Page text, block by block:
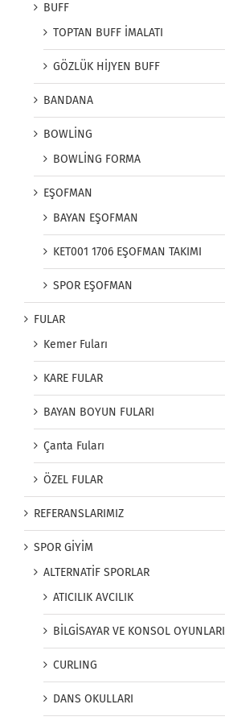
BUFF
TOPTAN BUFF İMALATI
GÖZLÜK HİJYEN BUFF
BANDANA
BOWLİNG
BOWLİNG FORMA
EŞOFMAN
BAYAN EŞOFMAN
KET001 1706 EŞOFMAN TAKIMI
SPOR EŞOFMAN
FULAR
Kemer Fuları
KARE FULAR
BAYAN BOYUN FULARI
Çanta Fuları
ÖZEL FULAR
REFERANSLARIMIZ
SPOR GİYİM
ALTERNATİF SPORLAR
ATICILIK AVCILIK
BİLGİSAYAR VE KONSOL OYUNLARI
CURLING
DANS OKULLARI